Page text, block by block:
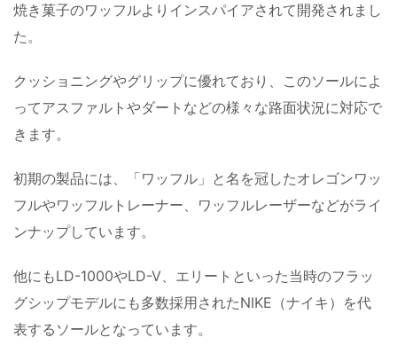
焼き菓子のワッフルよりインスパイアされて開発されまし
た。
クッショニングやグリップに優れており、このソールによ
ってアスファルトやダートなどの様々な路面状況に対応で
きます。
初期の製品には、「ワッフル」と名を冠したオレゴンワッ
フルやワッフルトレーナー、ワッフルレーザーなどがライ
ンナップしています。
他にもLD-1000やLD-V、エリートといった当時のフラッ
グシップモデルにも多数採用されたNIKE（ナイキ）を代
表するソールとなっています。